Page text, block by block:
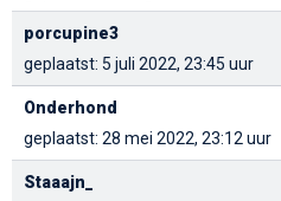
porcupine3
geplaatst: 5 juli 2022, 23:45 uur
Onderhond
geplaatst: 28 mei 2022, 23:12 uur
Staaajn_